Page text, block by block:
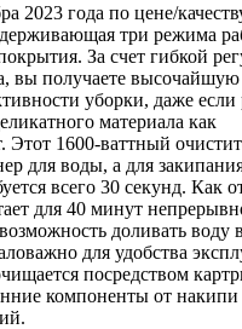
2023 года по цене/
три режима
За счет гибкой
вы получаете высочайшую
уборки, даже если
материала как
Этот 1600-ваттный
для воды, а для
всего 30 секунд. Как
для 40 минут
доливать воду
для удобства
посредством
компоненты от накипи